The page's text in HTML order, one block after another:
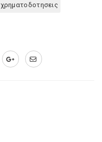
χρηματοδοτησεις